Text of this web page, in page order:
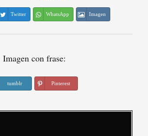
Twitter WhatsApp Imagen
Imagen con frase:
tumblr Pinterest